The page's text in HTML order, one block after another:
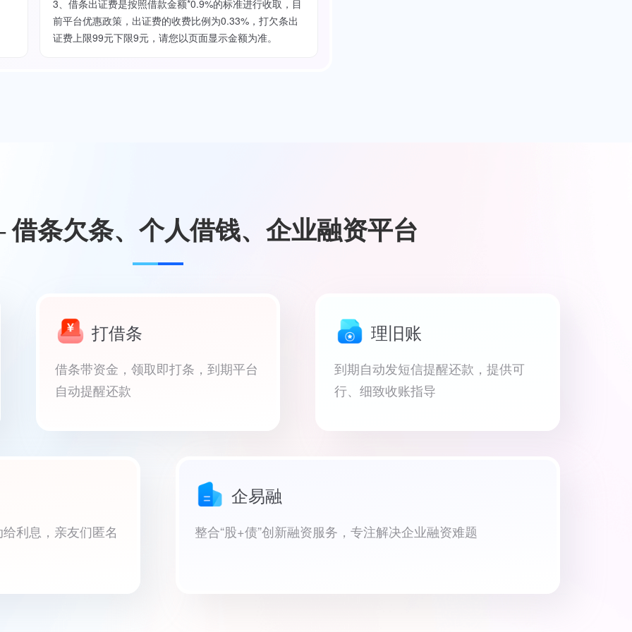
3、借条出证费是按照借款金额*0.9%的标准进行收取，目
前平台优惠政策，出证费的收费比例为0.33%，打欠条出
证费上限99元下限9元，请您以页面显示金额为准。
条欠条、个人借钱、企业融资平台
打借条
借条带资金，领取即打条，到期平台
自动提醒还款
理旧账
到期自动发短信提醒还款，提供可
行、细致收账指导
利息，亲友们匿名
企易融
整合“股+债”创新融资服务，专注解决企业融资难题